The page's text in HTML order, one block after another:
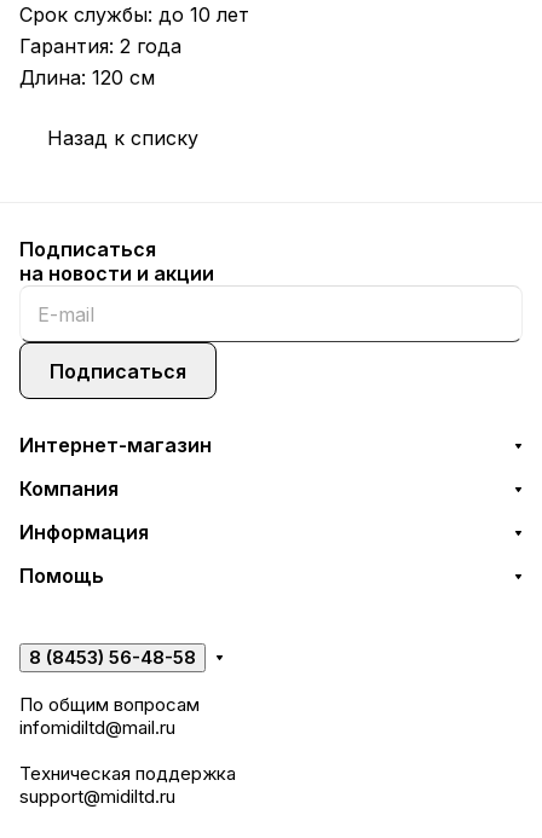
Срок службы: до 10 лет
Гарантия: 2 года
Длина: 120 см
Назад к списку
Подписаться
на новости и акции
Подписаться
Интернет-магазин
Компания
Информация
Помощь
8 (8453) 56-48-58
По общим вопросам
infomidiltd@mail.ru
Техническая поддержка
support@midiltd.ru